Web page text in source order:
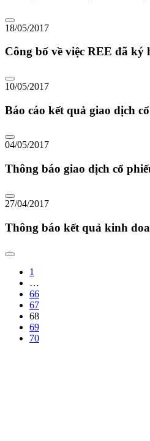
18/05/2017
Công bố về việc REE đã ký
10/05/2017
Báo cáo kết quả giao dịch
04/05/2017
Thông báo giao dịch cổ
27/04/2017
Thông báo kết quả kinh
1
…
66
67
68
69
70